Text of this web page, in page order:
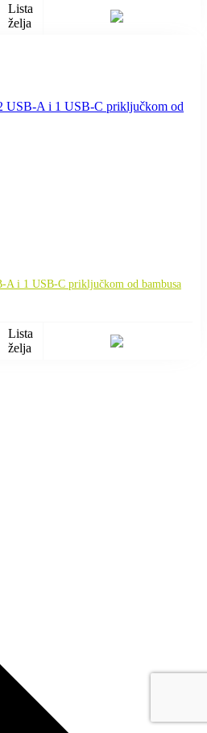
Lista
želja
A i 1 USB-C priključkom od bambusa
Lista
želja